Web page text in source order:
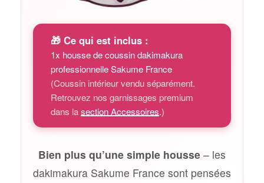
🎁 Ce qui est inclus :
1x housse de coussin dakimakura
professionnelle Sakume France
(Coussin intérieur vendu séparément.
Retrouvez nos garnissages premium
dans lasection Accessoires.)
Bien plus qu’une simple housse – les
dakimakura Sakume France sont pensées